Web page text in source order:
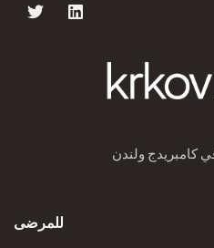
كامبريدج ولندن
للمرضى